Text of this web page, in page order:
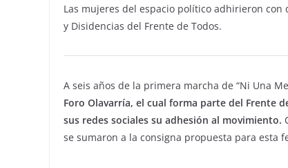
Las mujeres del espacio político adhirieron
y Disidencias del Frente de Todos.
A seis años de la primera marcha de “Ni Una
Foro Olavarría, el cual forma parte del Frente
sus redes sociales su adhesión al movimiento.
se sumaron a la consigna propuesta para esta